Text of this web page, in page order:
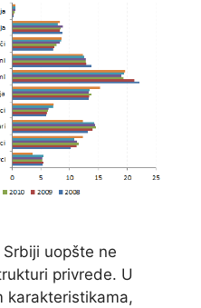
uopšte ne
privrede. U
karakteristikama,